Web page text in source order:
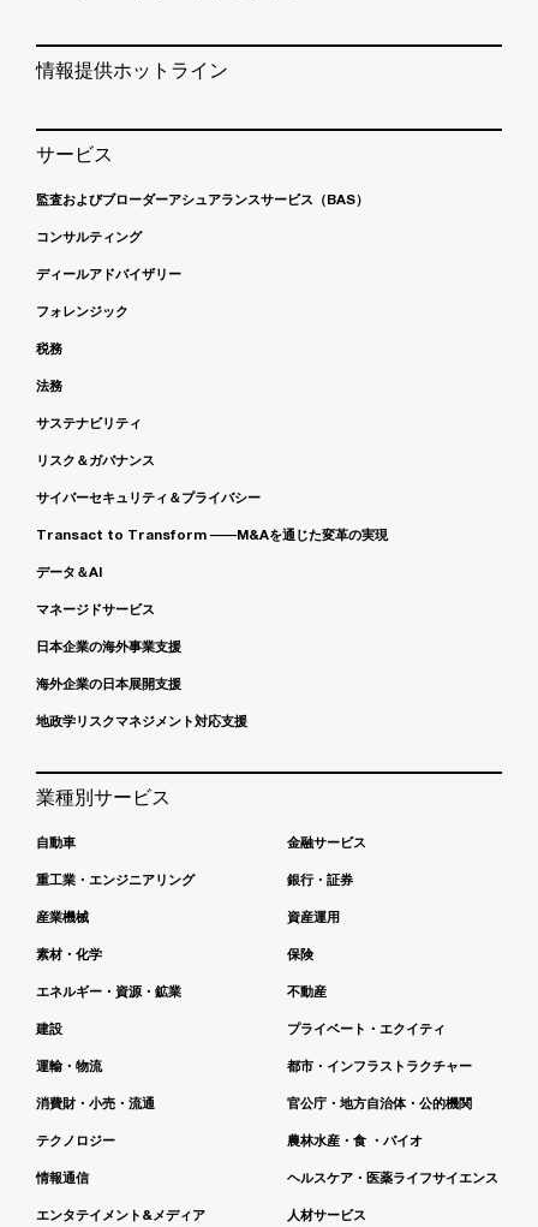
情報提供ホットライン
サービス
監査およびブローダーアシュアランスサービス（BAS）
コンサルティング
ディールアドバイザリー
フォレンジック
税務
法務
サステナビリティ
リスク＆ガバナンス
サイバーセキュリティ＆プライバシー
Transact to Transform ――M&Aを通じた変革の実現
データ＆AI
マネージドサービス
日本企業の海外事業支援
海外企業の日本展開支援
地政学リスクマネジメント対応支援
業種別サービス
自動車
重工業・エンジニアリング
産業機械
素材・化学
エネルギー・資源・鉱業
建設
運輸・物流
消費財・小売・流通
テクノロジー
情報通信
エンタテイメント&メディア
金融サービス
銀行・証券
資産運用
保険
不動産
プライベート・エクイティ
都市・インフラストラクチャー
官公庁・地方自治体・公的機関
農林水産・食 ・バイオ
ヘルスケア・医薬ライフサイエンス
人材サービス